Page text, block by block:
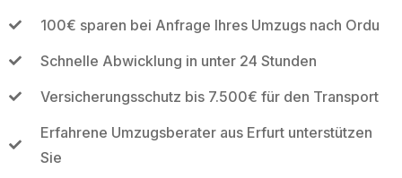
100€ sparen bei Anfrage Ihres Umzugs nach Ordu
Schnelle Abwicklung in unter 24 Stunden
Versicherungsschutz bis 7.500€ für den Transport
Erfahrene Umzugsberater aus Erfurt unterstützen
Sie